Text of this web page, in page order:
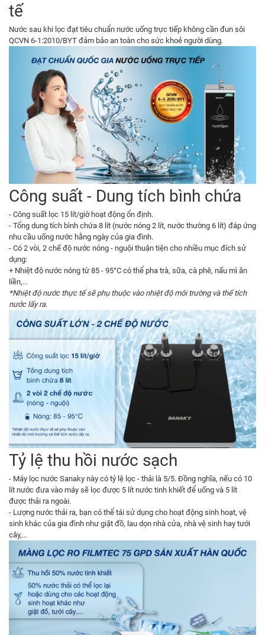
tế
Nước sau khi lọc đạt tiêu chuẩn nước uống trực tiếp không cần đun sôi
QCVN 6-1:2010/BYT đảm bảo an toàn cho sức khoẻ người dùng.
Công suất - Dung tích bình chứa
- Công suất lọc 15 lít/giờ hoạt động ổn định.
- Tổng dung tích bình chứa 8 lít (nước nóng 2 lít, nước thường 6 lít) đáp ứng
nhu cầu uống nước hằng ngày của gia đình.
- Có 2 vòi, 2 chế độ nước nóng - nguội thuận tiện cho nhiều mục đích sử
dụng:
+ Nhiệt độ nước nóng từ 85 - 95°C có thể pha trà, sữa, cà phê, nấu mì ăn
liền,…
*Nhiệt độ nước thực tế sẽ phụ thuộc vào nhiệt độ môi trường và thể tích
nước lấy ra.
Tỷ lệ thu hồi nước sạch
- Máy lọc nước Sanaky này có tỷ lệ lọc - thải là 5/5. Đồng nghĩa, nếu có 10
lít nước đưa vào máy sẽ lọc được 5 lít nước tinh khiết để uống và 5 lít
được thải ra ngoài.
- Lượng nước thải ra, bạn có thể tái sử dụng cho hoạt động sinh hoạt, vệ
sinh khác của gia đình như giặt đồ, lau dọn nhà cửa, nhà vệ sinh hay tưới
cây,…